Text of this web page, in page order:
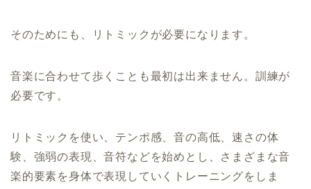
そのためにも、リトミックが必要になります。
音楽に合わせて歩くことも最初は出来ません。訓練が
必要です。
リトミックを使い、テンポ感、音の高低、速さの体
験、強弱の表現、音符などを始めとし、さまざまな音
楽的要素を身体で表現していくトレーニングをしま